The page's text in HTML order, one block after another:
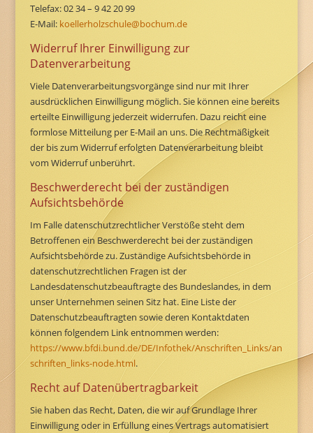
Telefax: 02 34 – 9 42 20 99
E-Mail: koellerholzschule@bochum.de
Widerruf Ihrer Einwilligung zur
Datenverarbeitung
Viele Datenverarbeitungsvorgänge sind nur mit Ihrer
ausdrücklichen Einwilligung möglich. Sie können eine bereits
erteilte Einwilligung jederzeit widerrufen. Dazu reicht eine
formlose Mitteilung per E-Mail an uns. Die Rechtmäßigkeit
der bis zum Widerruf erfolgten Datenverarbeitung bleibt
vom Widerruf unberührt.
Beschwerderecht bei der zuständigen
Aufsichtsbehörde
Im Falle datenschutzrechtlicher Verstöße steht dem
Betroffenen ein Beschwerderecht bei der zuständigen
Aufsichtsbehörde zu. Zuständige Aufsichtsbehörde in
datenschutzrechtlichen Fragen ist der
Landesdatenschutzbeauftragte des Bundeslandes, in dem
unser Unternehmen seinen Sitz hat. Eine Liste der
Datenschutzbeauftragten sowie deren Kontaktdaten
können folgendem Link entnommen werden:
https://www.bfdi.bund.de/DE/Infothek/Anschriften_Links/an
schriften_links-node.html.
Recht auf Datenübertragbarkeit
Sie haben das Recht, Daten, die wir auf Grundlage Ihrer
Einwilligung oder in Erfüllung eines Vertrags automatisiert